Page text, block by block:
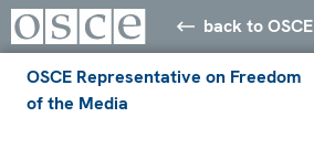
back to OSCE
OSCE Representative on Freedom
of the Media